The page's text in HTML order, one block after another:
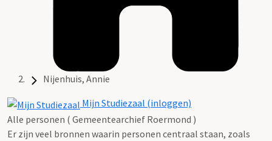
Nijenhuis, Annie
Mijn Studiezaal (inloggen)
Alle personen ( Gemeentearchief Roermond )
Er zijn veel bronnen waarin personen centraal staan, zoals